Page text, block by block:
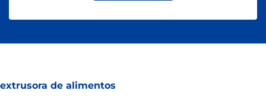
extrusora de alimentos